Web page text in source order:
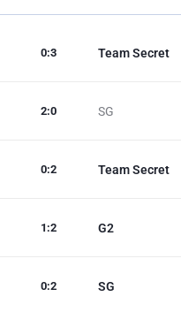
Team Secret
0:3
SG
2:0
Team Secret
0:2
G2
1 :2
SG
0:2